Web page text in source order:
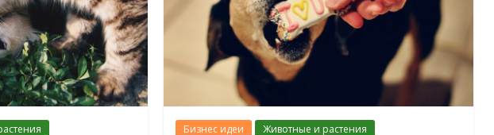
Бизнес идеи Животные и растения